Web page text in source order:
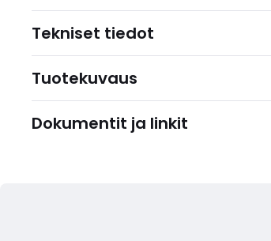
Tekniset tiedot
Tuotekuvaus
Dokumentit ja linkit